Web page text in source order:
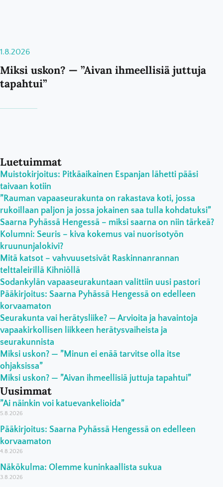
1.8.2026
Miksi uskon? — ”Aivan ihmeellisiä juttuja
tapahtui”
Luetuimmat
Muistokirjoitus: Pitkäaikainen Espanjan lähetti pääsi
taivaan kotiin
”Rauman vapaaseurakunta on rakastava koti, jossa
rukoillaan paljon ja jossa jokainen saa tulla kohdatuksi”
Saarna Pyhässä Hengessä – miksi saarna on niin tärkeä?
Kolumni: Seuris – kiva kokemus vai nuorisotyön
kruununjalokivi?
Mitä katsot – vahvuusetsivät Raskinnanrannan
telttaleirillä Kihniöllä
Sodankylän vapaaseurakuntaan valittiin uusi pastori
Pääkirjoitus: Saarna Pyhässä Hengessä on edelleen
korvaamaton
Seurakunta vai herätysliike? — Arvioita ja havaintoja
vapaakirkollisen liikkeen herätysvaiheista ja
seurakunnista
Miksi uskon? — ”Minun ei enää tarvitse olla itse
ohjaksissa”
Miksi uskon? — ”Aivan ihmeellisiä juttuja tapahtui”
Uusimmat
”Ai näinkin voi katuevankelioida”
5.8.2026
Pääkirjoitus: Saarna Pyhässä Hengessä on edelleen
korvaamaton
4.8.2026
Näkökulma: Olemme kuninkaallista sukua
3.8.2026